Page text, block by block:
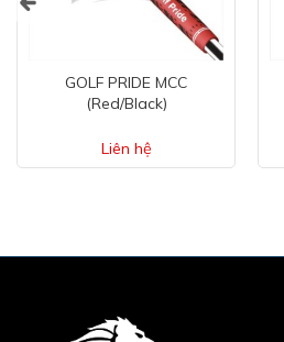
GOLF PRIDE MCC
(Red/Black)
Liên hệ